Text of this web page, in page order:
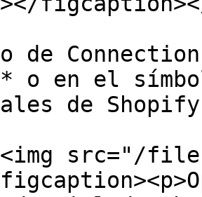
de
o en el
de
src="/